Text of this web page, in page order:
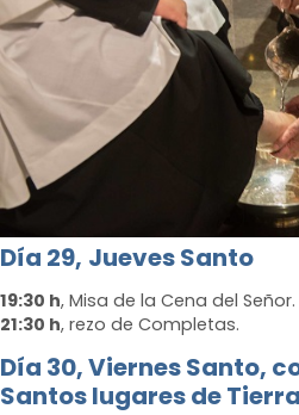
Día 29, Jueves Santo
19:30 h, Misa de la Cena del Señor.
21:30 h, rezo de Completas.
Día 30, Viernes Santo, c
Santos lugares de